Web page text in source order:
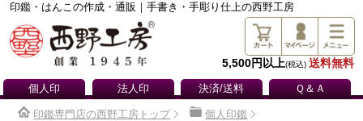
印鑑・はんこの作成・通販｜手書き・手彫り仕上の西野工房
5,500円以上(税込) 送料無料
個人印 法人印 決済/送料 Ｑ＆Ａ
印鑑専門店の西野工房トップ
個人印鑑